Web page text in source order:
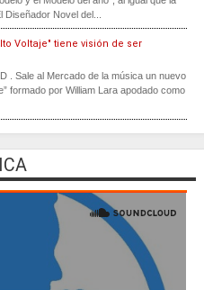
Novel del...
Voltaje" tiene visión de ser
. Sale al Mercado de la música un nuevo
formado por William Lara apodado como